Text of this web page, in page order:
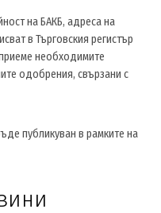
на БАКБ, адреса на
в Търговския регистър
необходимите
одобрения, свързани с
публикуван в рамките на